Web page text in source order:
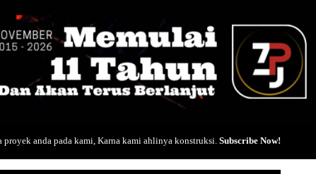
proyek anda pada kami, Karna kami ahlinya konstruksi. Subscribe Now!